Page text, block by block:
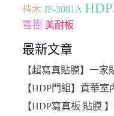
梣木 JP-3081A
雪樹 美耐板
最新文章
【超寫真貼膜】一家
【HDP門組】賁華室
【HDP寫真板 貼膜